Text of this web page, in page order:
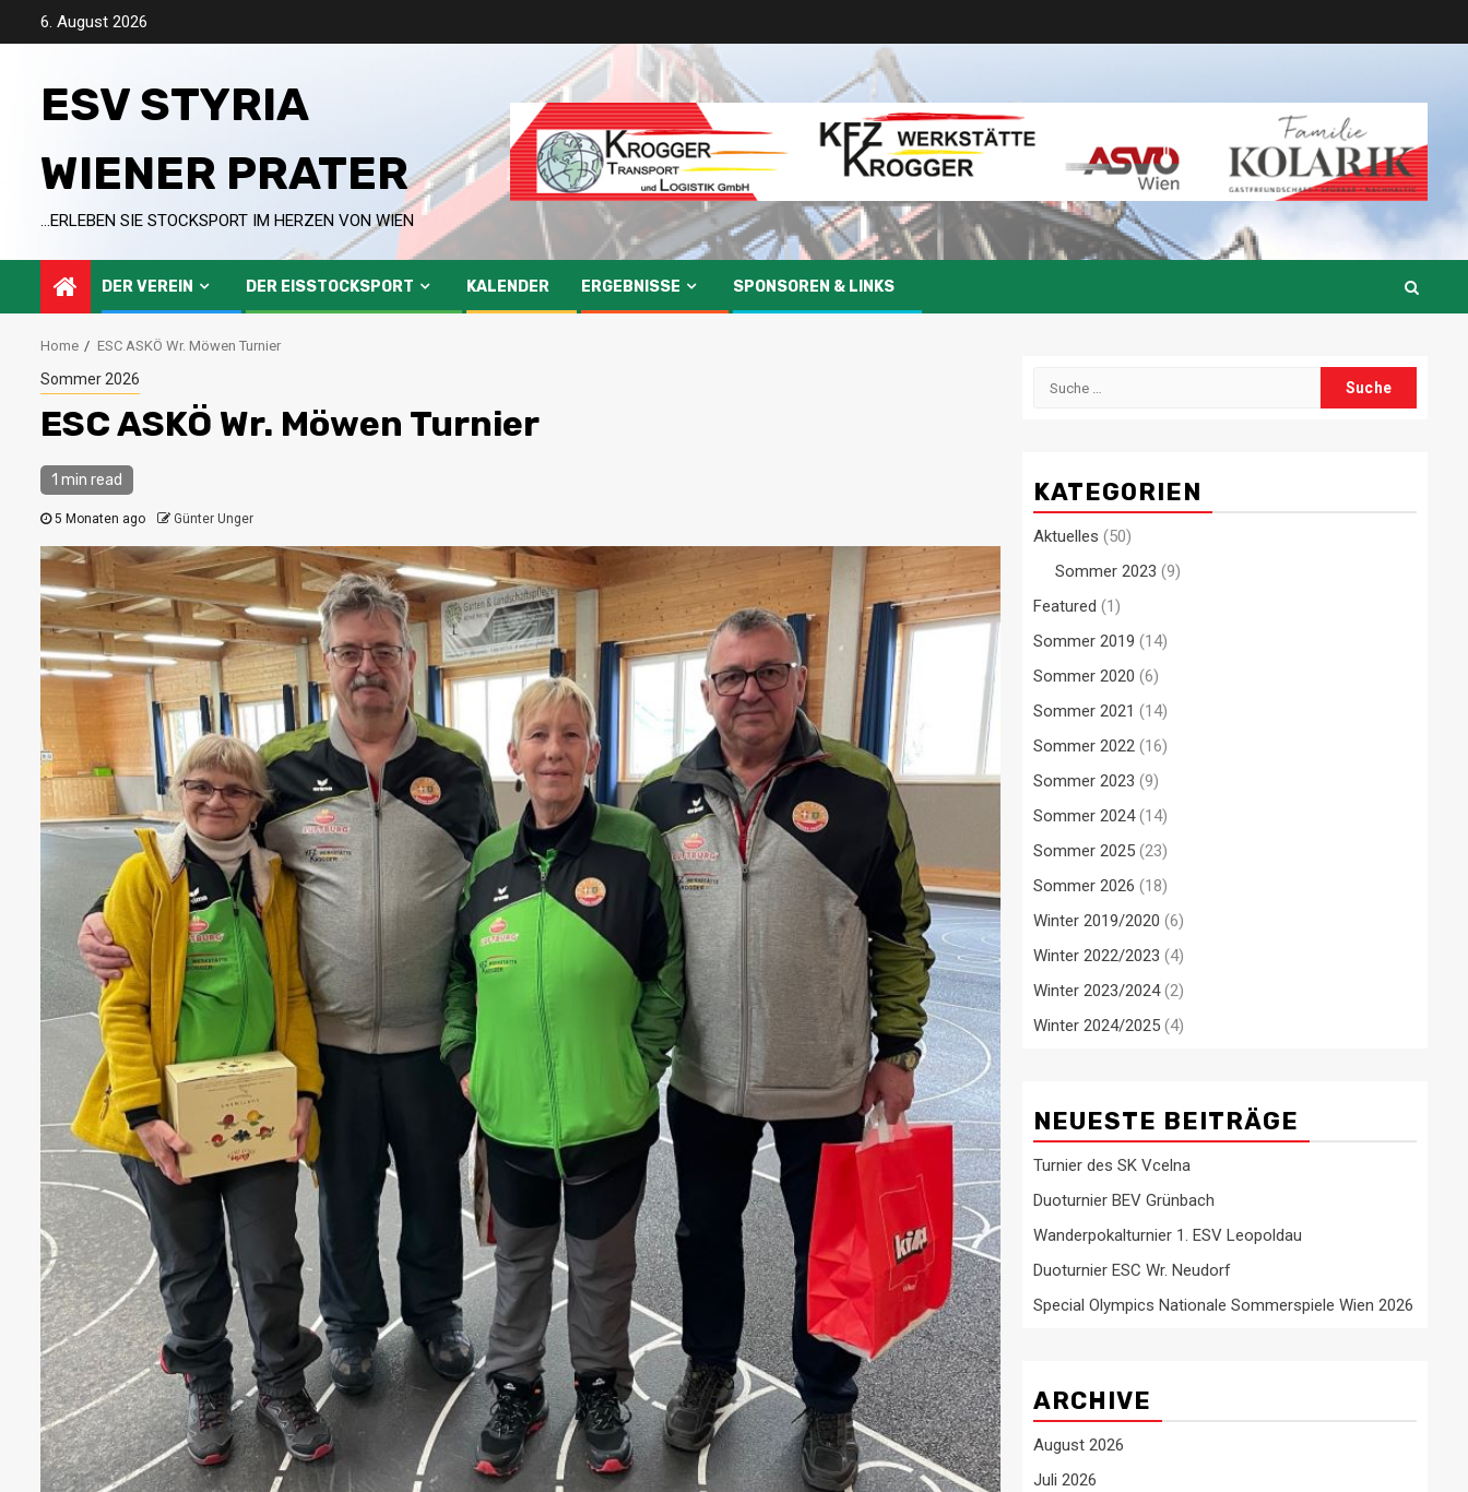
6. August 2026
ESV STYRIA
WIENER PRATER
…ERLEBEN SIE STOCKSPORT IM HERZEN VON WIEN
DER VEREIN DER EISSTOCKSPORT KALENDER ERGEBNISSE SPONSOREN & LINKS
Home ESC ASKÖ Wr. Möwen Turnier
Sommer 2026
ESC ASKÖ Wr. Möwen Turnier
1 min read
5 Monaten ago Günter Unger
Suche
KATEGORIEN
Aktuelles (50)
Sommer 2023 (9)
Featured (1)
Sommer 2019 (14)
Sommer 2020 (6)
Sommer 2021 (14)
Sommer 2022 (16)
Sommer 2023 (9)
Sommer 2024(14)
Sommer 2025 (23)
Sommer 2026 (18)
Winter 2019/2020 (6)
Winter 2022/2023 (4)
Winter 2023/2024(2)
Winter 2024/2025 (4)
NEUESTE BEITRÄGE
Turnier des SK Vcelna
Duoturnier BEV Grünbach
Wanderpokalturnier 1. ESV Leopoldau
Duoturnier ESC Wr. Neudorf
Special Olympics Nationale Sommerspiele Wien 2026
ARCHIVE
August 2026
Juli 2026